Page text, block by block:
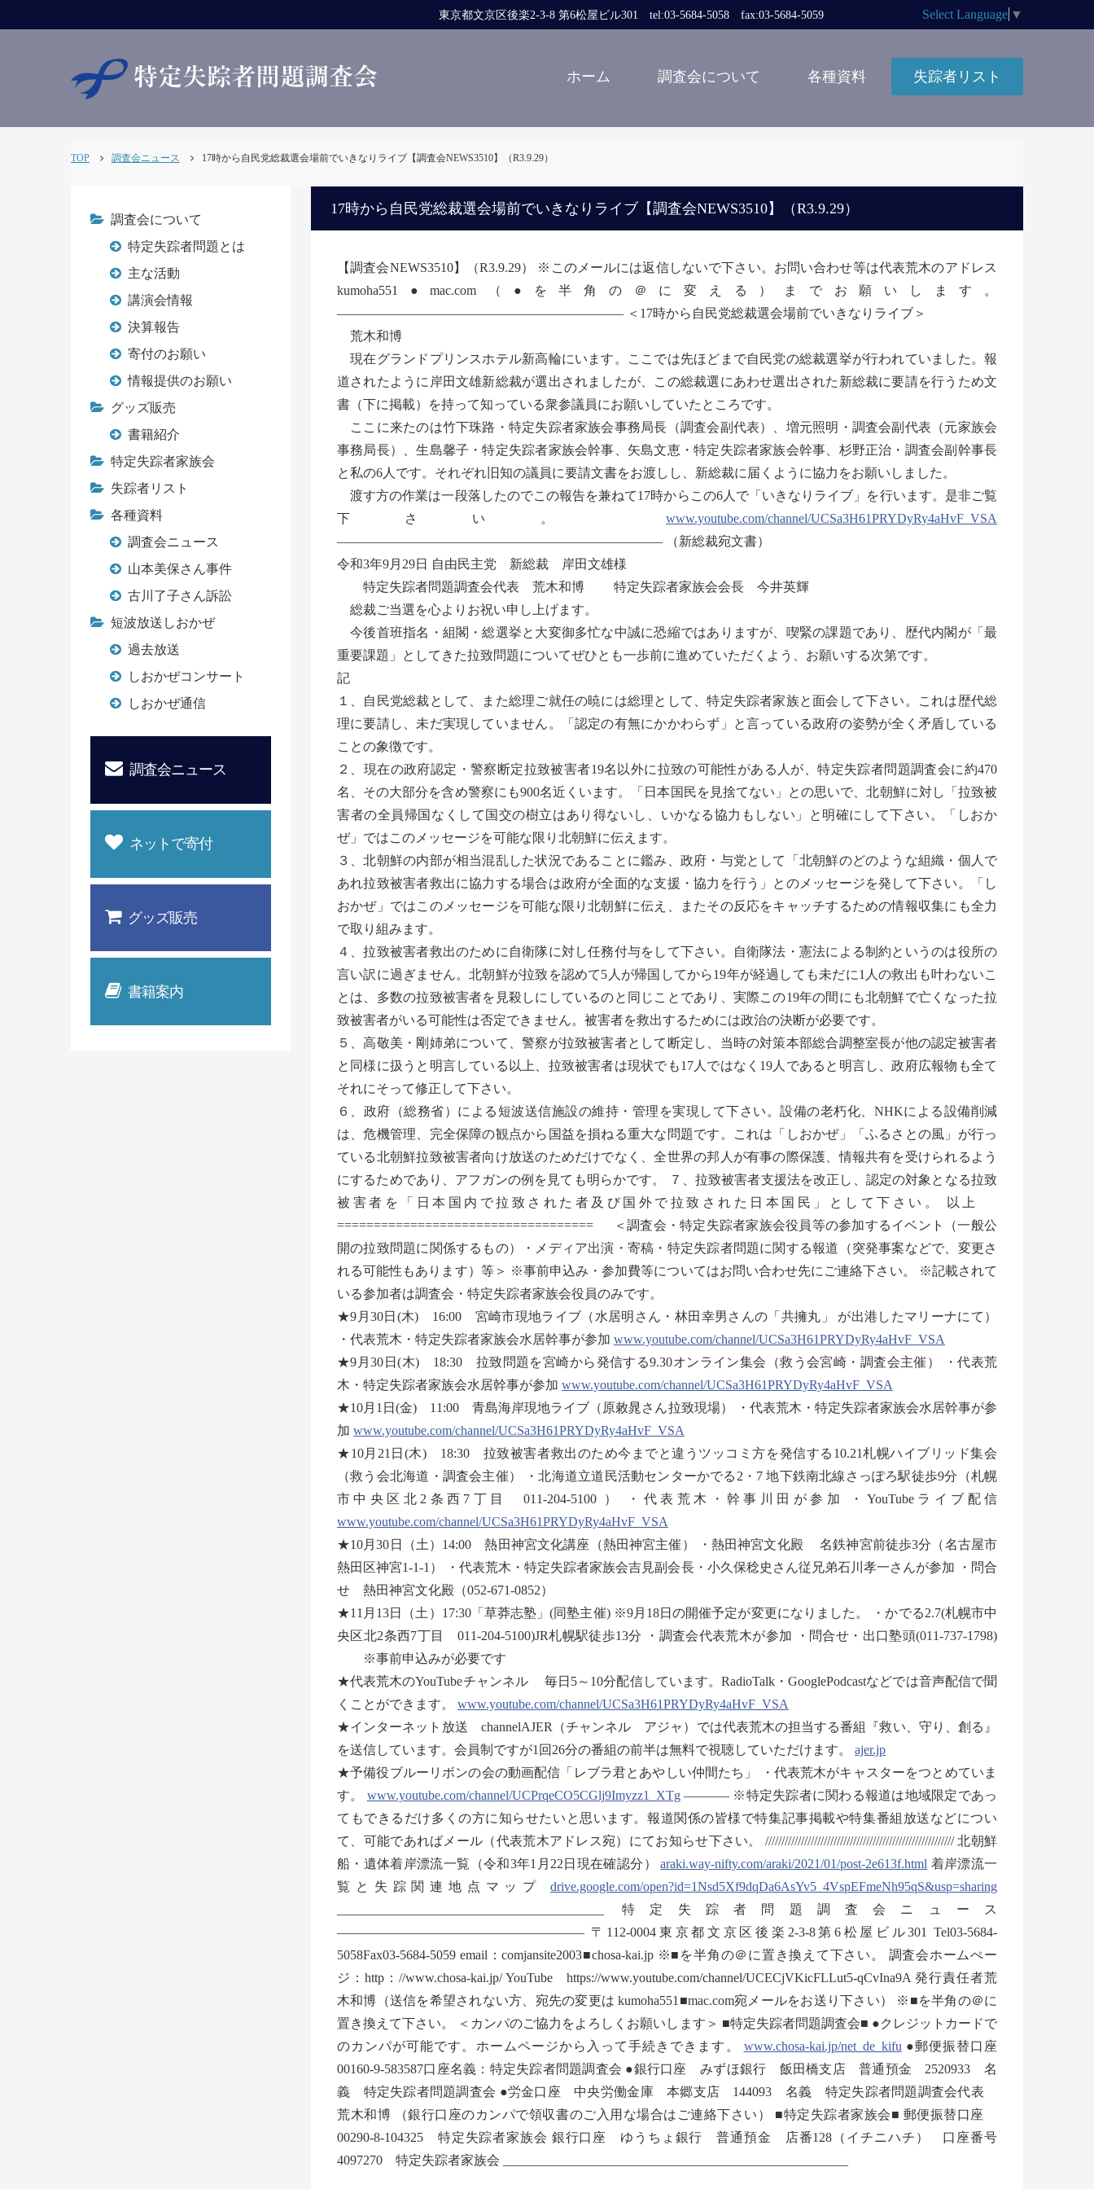
東京都文京区後楽2-3-8 第6松屋ビル301 tel:03-5684-5058 fax:03-5684-5059 Select Language ▼
ホーム 調査会について 各種資料 失踪者リスト
TOP 調査会ニュース 17時から自民党総裁選会場前でいきなりライブ【調査会NEWS3510】（R3.9.29）
17時から自民党総裁選会場前でいきなりライブ【調査会NEWS3510】（R3.9.29）
【調査会NEWS3510】（R3.9.29） ※このメールには返信しないで下さい。お問い合わせ等は代表荒木のアドレス
kumoha551●mac.com（●を半角の＠に変える）までお願いします。
―――――――――――――――――――――― ＜17時から自民党総裁選会場前でいきなりライブ＞
荒木和博
現在グランドプリンスホテル新高輪にいます。ここでは先ほどまで自民党の総裁選挙が行われていました。報
道されたように岸田文雄新総裁が選出されましたが、この総裁選にあわせ選出された新総裁に要請を行うため文
書（下に掲載）を持って知っている衆参議員にお願いしていたところです。
ここに来たのは竹下珠路・特定失踪者家族会事務局長（調査会副代表）、増元照明・調査会副代表（元家族会
事務局長）、生島馨子・特定失踪者家族会幹事、矢島文恵・特定失踪者家族会幹事、杉野正治・調査会副幹事長
と私の6人です。それぞれ旧知の議員に要請文書をお渡しし、新総裁に届くように協力をお願いしました。
渡す方の作業は一段落したのでこの報告を兼ねて17時からこの6人で「いきなりライブ」を行います。是非ご覧
下さい。 www.youtube.com/channel/UCSa3H61PRYDyRy4aHvF_VSA
————————————————————————— （新総裁宛文書）
令和3年9月29日 自由民主党 新総裁 岸田文雄様
特定失踪者問題調査会代表 荒木和博 特定失踪者家族会会長 今井英輝
総裁ご当選を心よりお祝い申し上げます。
今後首班指名・組閣・総選挙と大変御多忙な中誠に恐縮ではありますが、喫緊の課題であり、歴代内閣が「最
重要課題」としてきた拉致問題についてぜひとも一歩前に進めていただくよう、お願いする次第です。
記
１、自民党総裁として、また総理ご就任の暁には総理として、特定失踪者家族と面会して下さい。これは歴代総
理に要請し、未だ実現していません。「認定の有無にかかわらず」と言っている政府の姿勢が全く矛盾している
ことの象徴です。
２、現在の政府認定・警察断定拉致被害者19名以外に拉致の可能性がある人が、特定失踪者問題調査会に約470
名、その大部分を含め警察にも900名近くいます。「日本国民を見捨てない」との思いで、北朝鮮に対し「拉致被
害者の全員帰国なくして国交の樹立はあり得ないし、いかなる協力もしない」と明確にして下さい。「しおか
ぜ」ではこのメッセージを可能な限り北朝鮮に伝えます。
３、北朝鮮の内部が相当混乱した状況であることに鑑み、政府・与党として「北朝鮮のどのような組織・個人で
あれ拉致被害者救出に協力する場合は政府が全面的な支援・協力を行う」とのメッセージを発して下さい。「し
おかぜ」ではこのメッセージを可能な限り北朝鮮に伝え、またその反応をキャッチするための情報収集にも全力
で取り組みます。
４、拉致被害者救出のために自衛隊に対し任務付与をして下さい。自衛隊法・憲法による制約というのは役所の
言い訳に過ぎません。北朝鮮が拉致を認めて5人が帰国してから19年が経過しても未だに1人の救出も叶わないこ
とは、多数の拉致被害者を見殺しにしているのと同じことであり、実際この19年の間にも北朝鮮で亡くなった拉
致被害者がいる可能性は否定できません。被害者を救出するためには政治の決断が必要です。
５、高敬美・剛姉弟について、警察が拉致被害者として断定し、当時の対策本部総合調整室長が他の認定被害者
と同様に扱うと明言している以上、拉致被害者は現状でも17人ではなく19人であると明言し、政府広報物も全て
それにそって修正して下さい。
６、政府（総務省）による短波送信施設の維持・管理を実現して下さい。設備の老朽化、NHKによる設備削減
は、危機管理、完全保障の観点から国益を損ねる重大な問題です。これは「しおかぜ」「ふるさとの風」が行っ
ている北朝鮮拉致被害者向け放送のためだけでなく、全世界の邦人が有事の際保護、情報共有を受けられるよう
にするためであり、アフガンの例を見ても明らかです。 ７、拉致被害者支援法を改正し、認定の対象となる拉致
被害者を「日本国内で拉致された者及び国外で拉致された日本国民」として下さい。 以上
=================================== ＜調査会・特定失踪者家族会役員等の参加するイベント（一般公
開の拉致問題に関係するもの）・メディア出演・寄稿・特定失踪者問題に関する報道（突発事案などで、変更さ
れる可能性もあります）等＞ ※事前申込み・参加費等についてはお問い合わせ先にご連絡下さい。 ※記載されて
いる参加者は調査会・特定失踪者家族会役員のみです。
★9月30日(木) 16:00 宮崎市現地ライブ（水居明さん・林田幸男さんの「共擁丸」 が出港したマリーナにて）
・代表荒木・特定失踪者家族会水居幹事が参加 www.youtube.com/channel/UCSa3H61PRYDyRy4aHvF_VSA
★9月30日(木) 18:30 拉致問題を宮崎から発信する9.30オンライン集会（救う会宮崎・調査会主催） ・代表荒
木・特定失踪者家族会水居幹事が参加 www.youtube.com/channel/UCSa3H61PRYDyRy4aHvF_VSA
★10月1日(金) 11:00 青島海岸現地ライブ（原敕晁さん拉致現場） ・代表荒木・特定失踪者家族会水居幹事が参
加 www.youtube.com/channel/UCSa3H61PRYDyRy4aHvF_VSA
★10月21日(木) 18:30 拉致被害者救出のため今までと違うツッコミ方を発信する10.21札幌ハイブリッド集会
（救う会北海道・調査会主催） ・北海道立道民活動センターかでる2・7 地下鉄南北線さっぽろ駅徒歩9分（札幌
市中央区北2条西7丁目 011-204-5100 ） ・代表荒木・幹事川田が参加 ・YouTubeライブ配信
www.youtube.com/channel/UCSa3H61PRYDyRy4aHvF_VSA
★10月30日（土）14:00 熱田神宮文化講座（熱田神宮主催） ・熱田神宮文化殿 名鉄神宮前徒歩3分（名古屋市
熱田区神宮1-1-1） ・代表荒木・特定失踪者家族会吉見副会長・小久保稔史さん従兄弟石川孝一さんが参加 ・問合
せ 熱田神宮文化殿（052-671-0852）
★11月13日（土）17:30「草莽志塾」(同塾主催) ※9月18日の開催予定が変更になりました。 ・かでる2.7(札幌市中
央区北2条西7丁目 011-204-5100)JR札幌駅徒歩13分 ・調査会代表荒木が参加 ・問合せ・出口塾頭(011-737-1798)
※事前申込みが必要です
★代表荒木のYouTubeチャンネル 毎日5～10分配信しています。RadioTalk・GooglePodcastなどでは音声配信で聞
くことができます。 www.youtube.com/channel/UCSa3H61PRYDyRy4aHvF_VSA
★インターネット放送 channelAJER（チャンネル アジャ）では代表荒木の担当する番組『救い、守り、創る』
を送信しています。会員制ですが1回26分の番組の前半は無料で視聴していただけます。 ajer.jp
★予備役ブルーリボンの会の動画配信「レブラ君とあやしい仲間たち」 ・代表荒木がキャスターをつとめていま
す。 www.youtube.com/channel/UCPrqeCO5CGlj9Imyzz1_XTg———– ※特定失踪者に関わる報道は地域限定であっ
てもできるだけ多くの方に知らせたいと思います。報道関係の皆様で特集記事掲載や特集番組放送などについ
て、可能であればメール（代表荒木アドレス宛）にてお知らせ下さい。 ////////////////////////////////////////////////////////// 北朝鮮
船・遺体着岸漂流一覧（令和3年1月22日現在確認分）araki.way-nifty.com/araki/2021/01/post-2e613f.html 着岸漂流一
覧と失踪関連地点マップ drive.google.com/open?id=1Nsd5Xf9dqDa6AsYv5_4VspEFmeNh95qS&usp=sharing
_________________________________________ 特定失踪者問題調査会ニュース
——————————————————— 〒112-0004東京都文京区後楽2-3-8第6松屋ビル301 Tel03-5684-
5058Fax03-5684-5059 email：comjansite2003■chosa-kai.jp ※■を半角の＠に置き換えて下さい。 調査会ホームぺー
ジ：http：//www.chosa-kai.jp/ YouTube https://www.youtube.com/channel/UCECjVKicFLLut5-qCvIna9A 発行責任者荒
木和博（送信を希望されない方、宛先の変更は kumoha551■mac.com宛メールをお送り下さい） ※■を半角の＠に
置き換えて下さい。 ＜カンパのご協力をよろしくお願いします＞ ■特定失踪者問題調査会■ ●クレジットカードで
のカンパが可能です。ホームページから入って手続きできます。 www.chosa-kai.jp/net_de_kifu ●郵便振替口座
00160-9-583587口座名義：特定失踪者問題調査会 ●銀行口座 みずほ銀行 飯田橋支店 普通預金 2520933 名
義 特定失踪者問題調査会 ●労金口座 中央労働金庫 本郷支店 144093 名義 特定失踪者問題調査会代表
荒木和博 （銀行口座のカンパで領収書のご入用な場合はご連絡下さい） ■特定失踪者家族会■ 郵便振替口座
00290-8-104325 特定失踪者家族会 銀行口座 ゆうちょ銀行 普通預金 店番128（イチニハチ） 口座番号
4097270 特定失踪者家族会 _____________________________________________________
調査会について
特定失踪者問題とは
主な活動
講演会情報
決算報告
寄付のお願い
情報提供のお願い
グッズ販売
書籍紹介
特定失踪者家族会
失踪者リスト
各種資料
調査会ニュース
山本美保さん事件
古川了子さん訴訟
短波放送しおかぜ
過去放送
しおかぜコンサート
しおかぜ通信
調査会ニュース
ネットで寄付
グッズ販売
書籍案内